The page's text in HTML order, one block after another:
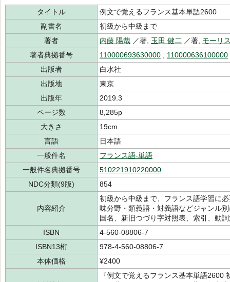
タイトル
例文で覚えるフランス基本単語2600
副書名
初級から中級まで
著者
内藤 陽哉 ／著, 玉田 健二 ／著, モーリ
著者典拠番号
110000693630000 110000636100000
出版者
白水社
出版地
東京
出版年
2019.3
ページ数
8,285p
大きさ
19cm
言語
日本語
一般件名
フランス語-単語
一般件名典拠番号
510221910220000
NDC分類(9版)
854
内容紹介
初級から中級まで、フランス語学習に
味分野・類義語・対義語などジャンル
国名、新旧つづり字対照表、索引、動
ISBN
4-560-08806-7
ISBN13桁
978-4-560-08806-7
本体価格
¥2400
『例文で覚えるフランス基本単語